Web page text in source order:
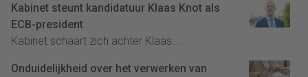
Kabinet steunt kandidatuur Klaas Knot als
ECB-president
Kabinet schaart zich achter Klaas...
Onduidelijkheid over het verwerken van